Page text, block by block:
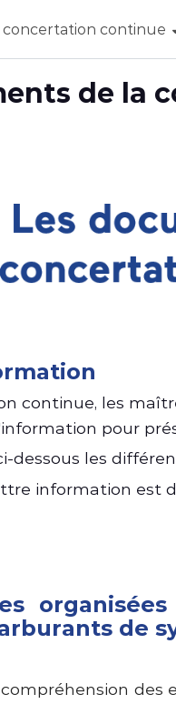
concertation continue
de
continue, les
pour
dessous les
information est
de
des